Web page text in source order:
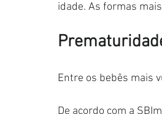
idade. As formas
Entre os bebês mais
De acordo com a